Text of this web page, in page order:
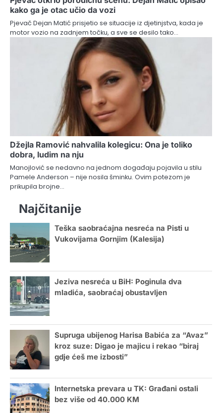
kako ga je otac učio da vozi
Pjevač Dejan Matić prisjetio se situacije iz djetinjstva, kada je
motor vozio na zadnjem točku, a sve se desilo tako…
Džejla Ramović nahvalila kolegicu: Ona je toliko
dobra, ludim na nju
Manojlović se nedavno na jednom događaju pojavila u stilu
Pamele Anderson – nije nosila šminku. Ovim potezom je
prikupila brojne…
Najčitanije
Teška saobraćajna nesreća na Pisti u
Vukovijama Gornjim (Kalesija)
Jeziva nesreća u BiH: Poginula dva
mladića, saobraćaj obustavljen
Supruga ubijenog Harisa Babića za “Avaz”
kroz suze: Digao je majicu i rekao “biraj
gdje ćeš me izbosti”
Internetska prevara u TK: Građani ostali
bez više od 40.000 KM